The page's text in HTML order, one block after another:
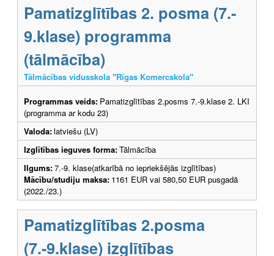
Pamatizglītības 2. posma (7.-
9.klase) programma
(tālmācība)
Tālmācības vidusskola "Rīgas Komercskola"
Programmas veids: Pamatizglītības 2.posms 7.-9.klase 2. LKI
(programma ar kodu 23)
Valoda:latviešu (LV)
Izglītības ieguves forma:Tālmācība
Ilgums:7.-9. klase(atkarībā no iepriekšējās izglītības)
Mācību/studiju maksa: 1161 EUR vai 580,50 EUR pusgadā
(2022./23.)
Pamatizglītības 2.posma
(7.-9.klase) izglītības